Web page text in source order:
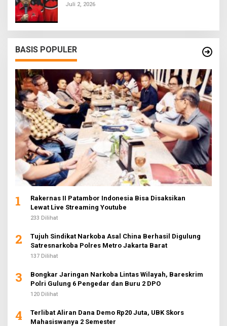
Juli 2, 2026
BASIS POPULER
1
Rakernas II Patambor Indonesia Bisa Disaksikan
Lewat Live Streaming Youtube
233 Dilihat
2
Tujuh Sindikat Narkoba Asal China Berhasil Digulung
Satresnarkoba Polres Metro Jakarta Barat
137 Dilihat
3
Bongkar Jaringan Narkoba Lintas Wilayah, Bareskrim
Polri Gulung 6 Pengedar dan Buru 2 DPO
120 Dilihat
4
Terlibat Aliran Dana Demo Rp20 Juta, UBK Skors
Mahasiswanya 2 Semester